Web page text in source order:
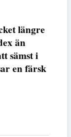
längre
än
sämst i
en färsk